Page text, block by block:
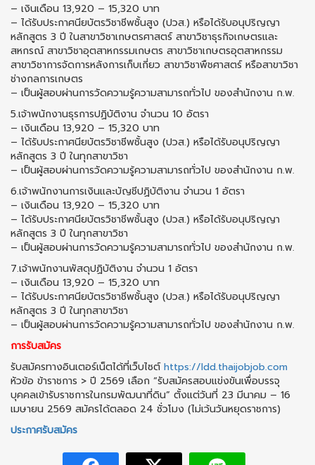
– เงินเดือน 13,920 – 15,320 บาท
– ได้รับประกาศนียบัตรวิชาชีพชั้นสูง (ปวส.) หรือได้รับอนุปริญญา
หลักสูตร 3 ปี ในสาขาวิชาเกษตรศาสตร์ สาขาวิชาธุรกิจเกษตรและ
สหกรณ์ สาขาวิชาอุตสาหกรรมเกษตร สาขาวิชาเกษตรอุตสาหกรรม
สาขาวิชาการจัดการหลังการเก็บเกี่ยว สาขาวิชาพืชศาสตร์ หรือสาขาวิชา
ช่างกลการเกษตร
– เป็นผู้สอบผ่านการวัดความรู้ความสามารถทั่วไป ของสำนักงาน ก.พ.
5.เจ้าพนักงานธุรการปฏิบัติงาน จำนวน 10 อัตรา
– เงินเดือน 13,920 – 15,320 บาท
– ได้รับประกาศนียบัตรวิชาชีพชั้นสูง (ปวส.) หรือได้รับอนุปริญญา
หลักสูตร 3 ปี ในทุกสาขาวิชา
– เป็นผู้สอบผ่านการวัดความรู้ความสามารถทั่วไป ของสำนักงาน ก.พ.
6.เจ้าพนักงานการเงินและบัญชีปฏิบัติงาน จำนวน 1 อัตรา
– เงินเดือน 13,920 – 15,320 บาท
– ได้รับประกาศนียบัตรวิชาชีพชั้นสูง (ปวส.) หรือได้รับอนุปริญญา
หลักสูตร 3 ปี ในทุกสาขาวิชา
– เป็นผู้สอบผ่านการวัดความรู้ความสามารถทั่วไป ของสำนักงาน ก.พ.
7.เจ้าพนักงานพัสดุปฏิบัติงาน จำนวน 1 อัตรา
– เงินเดือน 13,920 – 15,320 บาท
– ได้รับประกาศนียบัตรวิชาชีพชั้นสูง (ปวส.) หรือได้รับอนุปริญญา
หลักสูตร 3 ปี ในทุกสาขาวิชา
– เป็นผู้สอบผ่านการวัดความรู้ความสามารถทั่วไป ของสำนักงาน ก.พ.
การรับสมัคร
รับสมัครทางอินเตอร์เน็ตได้ที่เว็บไซต์https://ldd.thaijobjob.com
หัวข้อ ข้าราชการ > ปี 2569 เลือก “รับสมัครสอบแข่งขันเพื่อบรรจุ
บุคคลเข้ารับราชการในกรมพัฒนาที่ดิน” ตั้งแต่วันที่ 23 มีนาคม – 16
เมษายน 2569 สมัครได้ตลอด 24 ชั่วโมง (ไม่เว้นวันหยุดราชการ)
ประกาศรับสมัคร